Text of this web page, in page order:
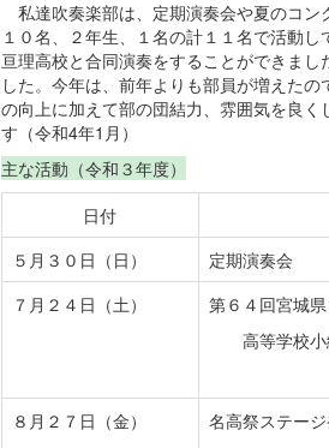
私達吹奏楽部は、定期演奏会や夏のコン
１０名、２年生、１名の計１１名で活動
亘理高校と合同演奏をすることができま
した。今年は、前年よりも部員が増えた
の向上に加えて部の団結力、雰囲気を良
す（令和4年1月）
主な活動（令和３年度）
日付
５月３０日（日）
定期演奏会
７月２４日（土）
第６４回宮城
高等学校
８月２７日（金） 名高祭ステー